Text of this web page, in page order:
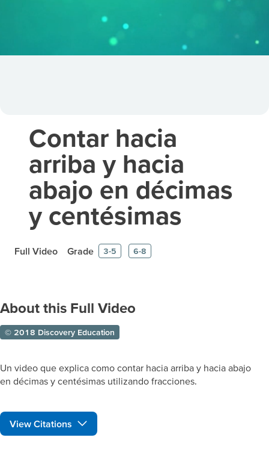
Contar hacia
arriba y hacia
abajo en décimas
y centésimas
Full Video Grade 3-5 6-8
About this Full Video
© 2018 Discovery Education
Un video que explica como contar hacia arriba y hacia abajo
en décimas y centésimas utilizando fracciones.
View Citations